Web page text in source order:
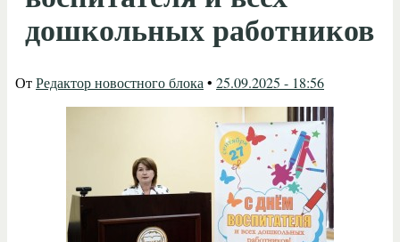
дошкольных работников
ОтРедактор новостного блока• 25.09.2025 - 18:56